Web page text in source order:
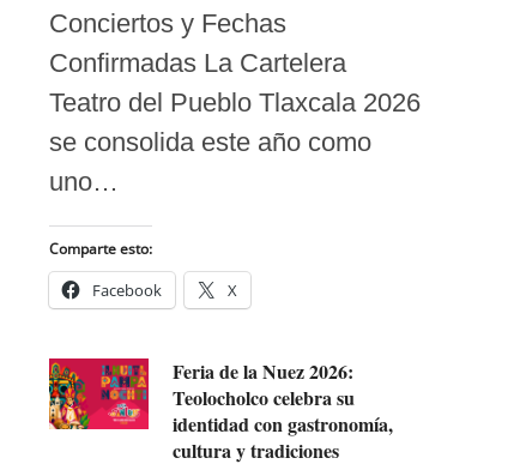
Conciertos y Fechas
Confirmadas La Cartelera
Teatro del Pueblo Tlaxcala 2026
se consolida este año como
uno…
Comparte esto:
Facebook X
Feria de la Nuez 2026:
Teolocholco celebra su
identidad con gastronomía,
cultura y tradiciones